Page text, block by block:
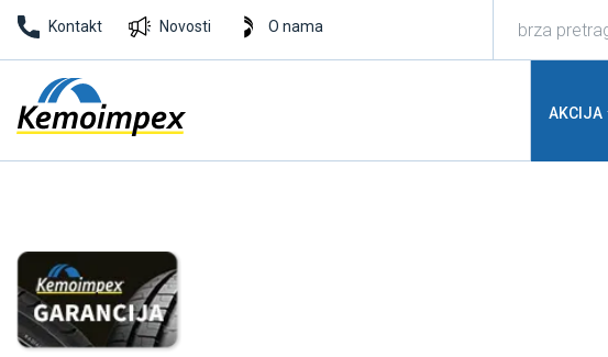
Kontakt Novosti O nama
AKCIJA